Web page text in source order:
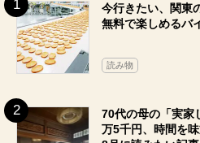
今行きたい、関東
無料で楽しめるバ
読み物
70代の母の「実家
万5千円、時間を